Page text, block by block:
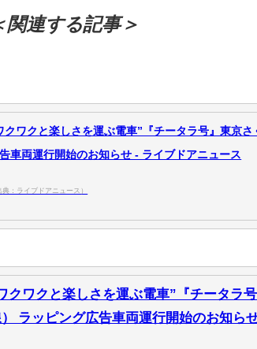
関連する記事＞
クワクと楽しさを運ぶ電車”『チータラ号』東京
車両運行開始のお知らせ - ライブドアニュース
典：ライブドアニュース）
クワクと楽しさを運ぶ電車”『チータラ
ラッピング広告車両運行開始のお知ら